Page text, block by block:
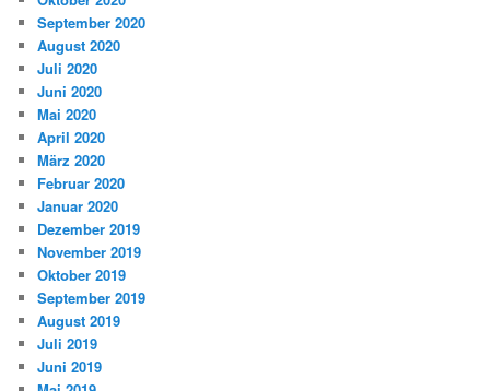
September 2020
August 2020
Juli 2020
Juni 2020
Mai 2020
April 2020
März 2020
Februar 2020
Januar 2020
Dezember 2019
November 2019
Oktober 2019
September 2019
August 2019
Juli 2019
Juni 2019